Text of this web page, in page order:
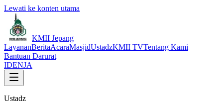
Lewati ke konten utama
KMII Jepang
LayananBeritaAcaraMasjidUstadzKMII TVTentang Kami
Bantuan Darurat
IDENJA
Ustadz